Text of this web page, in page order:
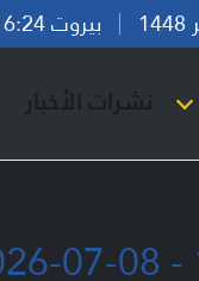
بيروت 16:24
نشرات الأخبار